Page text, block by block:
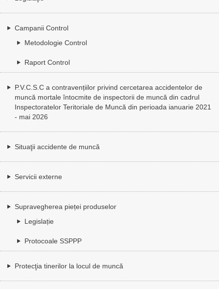
Campanii Control
Metodologie Control
Raport Control
P.V.C.S.C a contravențiilor privind cercetarea accidentelor de
muncă mortale întocmite de inspectorii de muncă din cadrul
Inspectoratelor Teritoriale de Muncă din perioada ianuarie 2021
- mai 2026
Situaţii accidente de muncă
Servicii externe
Supravegherea pieței produselor
Legislație
Protocoale SSPPP
Protecţia tinerilor la locul de muncă